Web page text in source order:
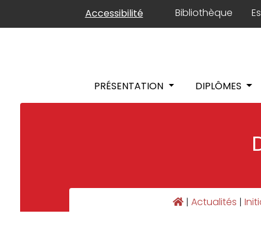
Panneau de gestion des cookies
Accessibilité Bibliothèque
PRÉSENTATION DIPLÔMES
| Actualités |